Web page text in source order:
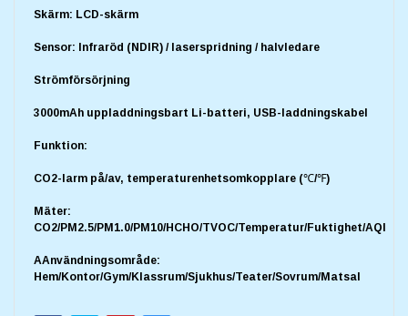
Skärm: LCD-skärm
Sensor: Infraröd (NDIR) / laserspridning / halvledare
Strömförsörjning
3000mAh uppladdningsbart Li-batteri, USB-laddningskabel
Funktion:
CO2-larm på/av, temperaturenhetsomkopplare (℃/℉)
Mäter:
CO2/PM2.5/PM1.0/PM10/HCHO/TVOC/Temperatur/Fuktighet/AQI
AAnvändningsområde:
Hem/Kontor/Gym/Klassrum/Sjukhus/Teater/Sovrum/Matsal